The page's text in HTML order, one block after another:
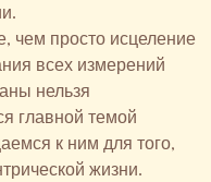
чем просто исцеление
всех измерений
нельзя
главной темой
к ним для того,
жизни.